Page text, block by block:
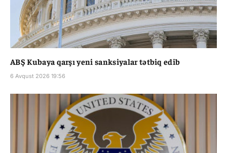
ABŞ Kubaya qarşı yeni sanksiyalar tətbiq edib
6 Avqust 2026 19:56